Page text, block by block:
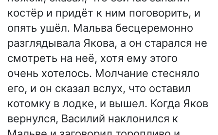
костёр и придёт к ним поговорить, и
опять ушёл. Мальва бесцеремонно
разглядывала Якова, а он старался не
смотреть на неё, хотя ему этого
очень хотелось. Молчание стесняло
его, и он сказал вслух, что оставил
котомку в лодке, и вышел. Когда Яков
вернулся, Василий наклонился к